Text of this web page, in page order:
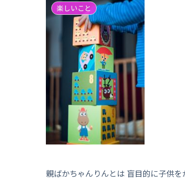
楽しいこと
親ばかちゃんりんとは 盲目的に子供